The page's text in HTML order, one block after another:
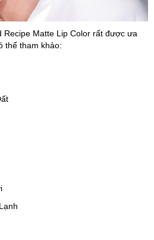
Recipe Matte Lip Color rất được ưa
thể tham khảo: